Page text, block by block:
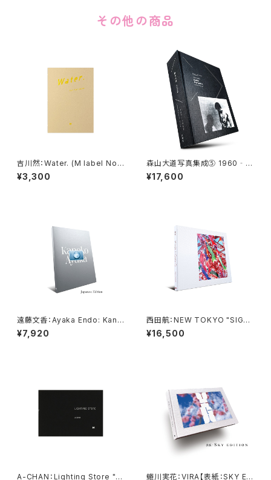
その他の商品
吉川然：Water. (M label No.
36)
¥3,300
森山大道写真集成⑤ 1960‐1
982 東京工芸大学 写大ギャラ
リー アーカイヴ
¥17,600
遠藤文香：Ayaka Endo: Kano
ko【日本語版】 ★著者サイン入
り
¥7,920
西田航：NEW TOKYO "SIGNE
D"（M label No.46）
¥16,500
A-CHAN：Lighting Store "SI 蜷川実花：VIRA【表紙：SKY Edi